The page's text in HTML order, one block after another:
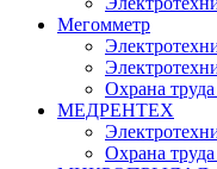
Мегомметр
Охрана
МЕДРЕНТЕХ
Охрана